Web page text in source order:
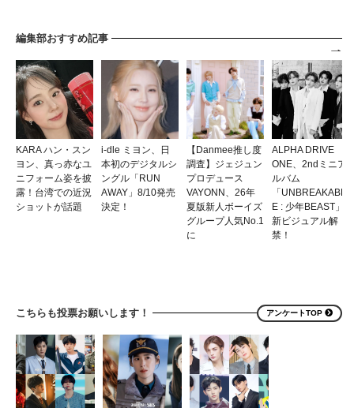
編集部おすすめ記事
KARA ハン・スン
ヨン、真っ赤なユ
ニフォーム姿を披
露！台湾での近況
ショットが話題
i-dle ミヨン、日
本初のデジタルシ
ングル「RUN
AWAY」8/10発売
決定！
【Danmee推し度
調査】ジェジュン
プロデュース
VAYONN、26年
夏版新人ボーイズ
グループ人気No.1
に
ALPHA DRIVE
ONE、2ndミニア
ルバム
「UNBREAKABL
E : 少年BEAST」
新ビジュアル解
禁！
こちらも投票お願いします！ アンケートTOP